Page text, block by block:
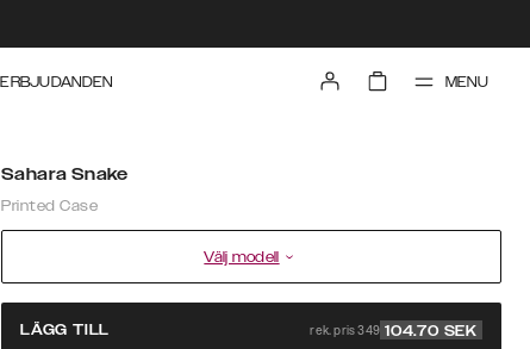
ERBJUDANDEN MENU
Sahara Snake
Printed Case
Välj modell
LÄGG TILL rek. pris 349 104.70 SEK